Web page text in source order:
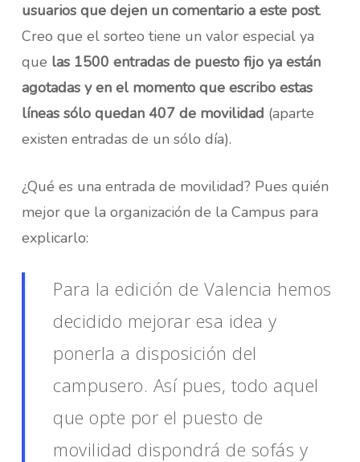
usuarios que dejen un comentario a este post.
Creo que el sorteo tiene un valor especial ya
que las 1500 entradas de puesto fijo ya están
agotadas y en el momento que escribo estas
líneas sólo quedan 407 de movilidad (aparte
existen entradas de un sólo día).
¿Qué es una entrada de movilidad? Pues quién
mejor que la organización de la Campus para
explicarlo:
Para la edición de Valencia hemos
decidido mejorar esa idea y
ponerla a disposición del
campusero. Así pues, todo aquel
que opte por el puesto de
movilidad dispondrá de sofás y